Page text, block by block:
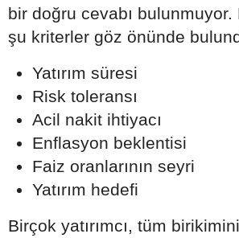
bir doğru cevabı
şu kriterler göz önünde
Yatırım süresi
Risk toleransı
Acil nakit ihtiyacı
Enflasyon beklentisi
Faiz oranlarının seyri
Yatırım hedefi
Birçok yatırımcı, tüm